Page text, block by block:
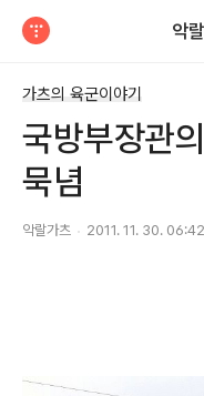
악
가츠의 육군이야기
국방부장관
묵념
악랄가츠 2011. 11. 30. 06:42